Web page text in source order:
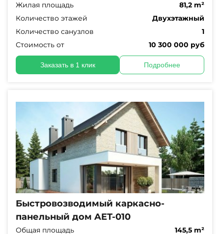
Жилая площадь
81,2 m²
Количество этажей
Двухэтажный
Количество санузлов
1
Стоимость от
10 300 000 руб
Заказать в 1 клик Подробнее
Быстровозводимый каркасно-
панельный дом AET-010
Общая площадь 145,5 m²